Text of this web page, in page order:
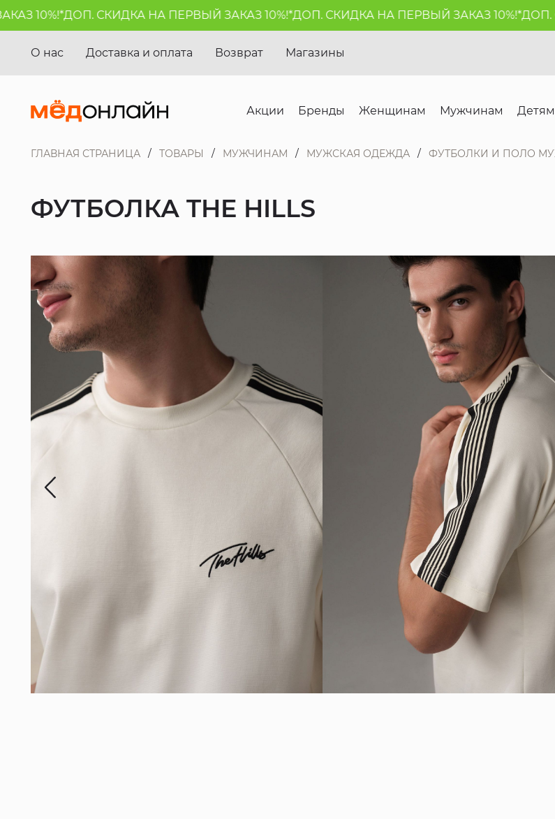
10%!*ДОП. СКИДКА НА ПЕРВЫЙ ЗАКАЗ 10%!*ДОП. СКИДКА НА ПЕРВЫЙ ЗАКАЗ 10%!*ДОП.
О нас Доставка и оплата Возврат Магазины
Акции Бренды Женщинам Мужчинам Детям
ГЛАВНАЯ СТРАНИЦА ТОВАРЫ МУЖЧИНАМ МУЖСКАЯ ОДЕЖДА ФУТБОЛКИ И ПОЛО
ФУТБОЛКА THE HILLS